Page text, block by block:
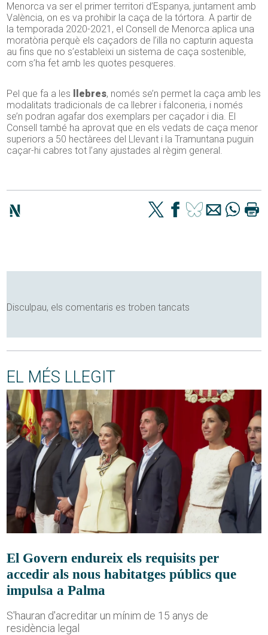
Menorca va ser el primer territori d’Espanya, juntament amb
València, on es va prohibir la caça de la tórtora. A partir de
la temporada 2020-2021, el Consell de Menorca aplica una
moratòria perquè els caçadors de l’illa no capturin aquesta
au fins que no s’estableixi un sistema de caça sostenible,
com s’ha fet amb les quotes pesqueres.
Pel que fa a les llebres, només se’n permet la caça amb les
modalitats tradicionals de ca llebrer i falconeria, i només
se’n podran agafar dos exemplars per caçador i dia. El
Consell també ha aprovat que en els vedats de caça menor
superiors a 50 hectàrees del Llevant i la Tramuntana puguin
caçar-hi cabres tot l’any ajustades al règim general.
Disculpau, els comentaris es troben tancats
EL MÉS LLEGIT
El Govern endureix els requisits per
accedir als nous habitatges públics que
impulsa a Palma
S'hauran d'acreditar un mínim de 15 anys de
residència legal